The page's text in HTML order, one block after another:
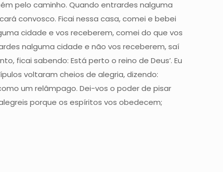
pelo caminho. Quando entrardes nalguma
convosco. Ficai nessa casa, comei e bebei
cidade e vos receberem, comei do que vos
nalguma cidade e não vos receberem, saí
ficai sabendo: Está perto o reino de Deus’. Eu
voltaram cheios de alegria, dizendo:
um relâmpago. Dei-vos o poder de pisar
porque os espíritos vos obedecem;